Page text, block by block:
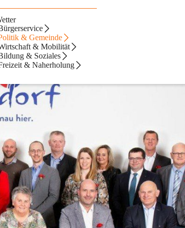
& Gemeinde
& Mobilität
& Soziales
& Naherholung